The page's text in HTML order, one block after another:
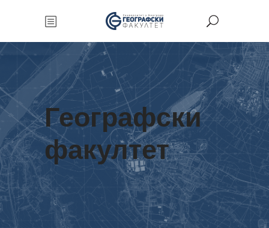
Географски
факултет